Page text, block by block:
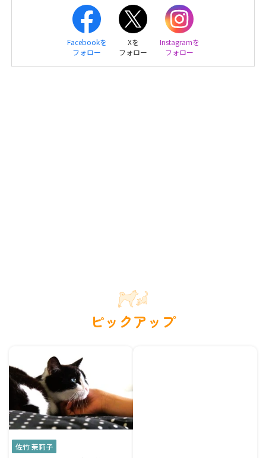
Facebookを
フォロー
Xを
フォロー
Instagramを
フォロー
ピックアップ
佐竹 茉莉子